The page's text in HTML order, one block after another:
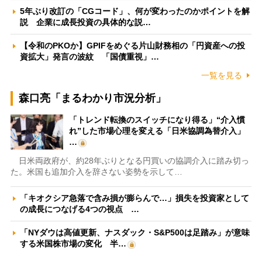
5年ぶり改訂の「CGコード」、何が変わったのかポイントを解
説 企業に成長投資の具体的な説…
【令和のPKOか】GPIFをめぐる片山財務相の「円資産への投
資拡大」発言の波紋 「国債重視」…
一覧を見る
森口亮「まるわかり市況分析」
「トレンド転換のスイッチになり得る」“介入慣
れ”した市場心理を変える「日米協調為替介入」
…
日米両政府が、約28年ぶりとなる円買いの協調介入に踏み切っ
た。米国も追加介入を辞さない姿勢を示して…
「キオクシア急落で含み損が膨らんで…」損失を投資家として
の成長につなげる4つの視点 …
「NYダウは高値更新、ナスダック・S&P500は足踏み」が意味
する米国株市場の変化 半…